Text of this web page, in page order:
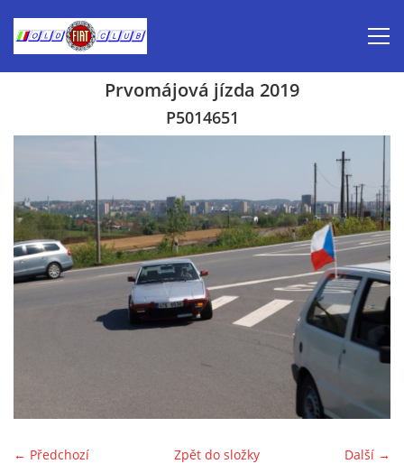
Aktuálně-pozvánky
Kalendář veteránských akcí 2026
Prvomájová jízda 2026
Prvomájová jízda 2019
P5014651
← Předchozí Další →
Zpět do složky